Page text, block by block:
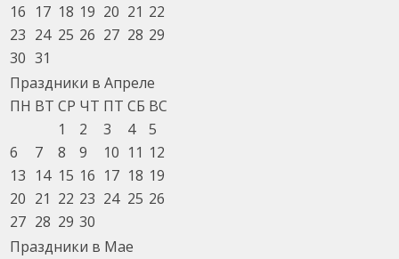
16 17 18 19 20 21 22
23 24 25 26 27 28 29
30 31
Праздники в Апреле
ПН ВТ СР ЧТ ПТ СБ ВС
1
2 3 4
5
6
7 8 9 10 11 12
13 14 15 16 17 18 19
20 21 22 23 24 25 26
27 28 29 30
Праздники в Мае